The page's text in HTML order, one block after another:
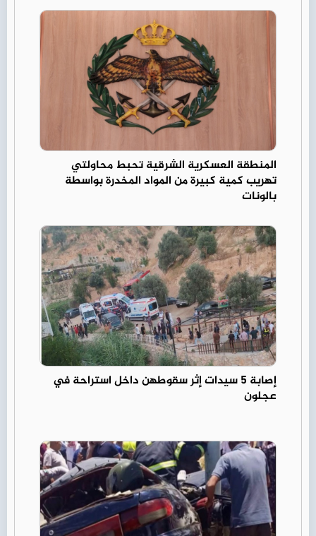
المنطقة العسكرية الشرقية تحبط محاولتي
تهريب كمية كبيرة من المواد المخدرة بواسطة
بالونات
إصابة 5 سيدات إثر سقوطهن داخل استراحة في
عجلون